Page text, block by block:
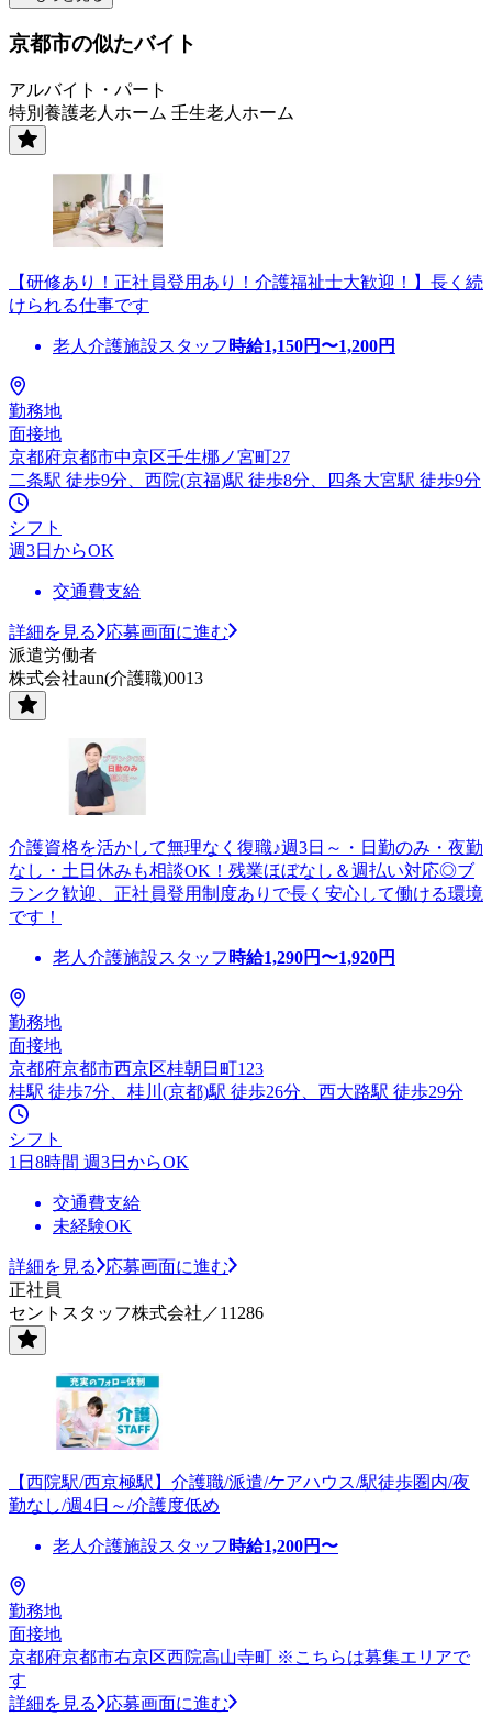
京都市の似たバイト
アルバイト・パート
特別養護老人ホーム 壬生老人ホーム
【研修あり！正社員登用あり！介護福祉士大歓迎！】長く続
けられる仕事です
老人介護施設スタッフ 時給1,150円〜1,200円
勤務地
面接地
京都府京都市中京区壬生梛ノ宮町27
二条駅 徒歩9分、西院(京福)駅 徒歩8分、四条大宮駅 徒歩9分
シフト
週3日からOK
交通費支給
詳細を見る
応募画面に進む
派遣労働者
株式会社aun(介護職)0013
介護資格を活かして無理なく復職♪週3日～・日勤のみ・夜勤
なし・土日休みも相談OK！残業ほぼなし＆週払い対応◎ブ
ランク歓迎、正社員登用制度ありで長く安心して働ける環境
です！
老人介護施設スタッフ 時給1,290円〜1,920円
勤務地
面接地
京都府京都市西京区桂朝日町123
桂駅 徒歩7分、桂川(京都)駅 徒歩26分、西大路駅 徒歩29分
シフト
1日8時間 週3日からOK
交通費支給
未経験OK
詳細を見る
応募画面に進む
正社員
セントスタッフ株式会社／11286
【西院駅/西京極駅】介護職/派遣/ケアハウス/駅徒歩圏内/夜
勤なし/週4日～/介護度低め
老人介護施設スタッフ 時給1,200円〜
勤務地
面接地
京都府京都市右京区西院高山寺町 ※こちらは募集エリアで
す
詳細を見る
応募画面に進む